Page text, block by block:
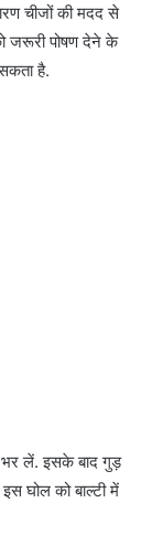
चीजों की मदद से
जरूरी पोषण देने के
है.
भर लें. इसके बाद गुड़
घोल को बाल्टी में